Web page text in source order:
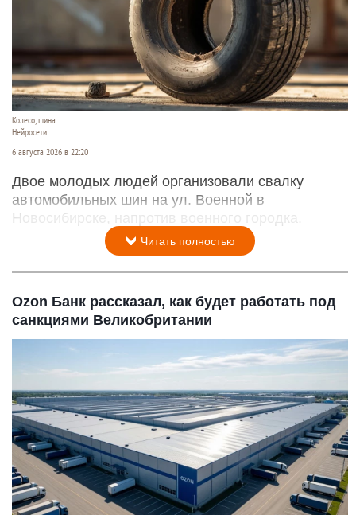
Колесо, шина
Нейросети
6 августа 2026 в 22:20
Двое молодых людей организовали свалку
автомобильных шин на ул. Военной в
Новосибирске, напротив военного городка.
Читать полностью
Ozon Банк рассказал, как будет работать под
санкциями Великобритании